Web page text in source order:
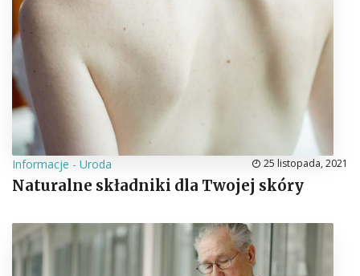
Informacje - Uroda 25 listopada, 2021
Naturalne składniki dla Twojej skóry